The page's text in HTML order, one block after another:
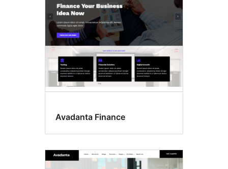
Avadanta Finance